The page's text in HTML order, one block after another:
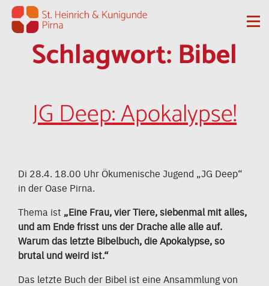
Zum Inhalt springen
Schlagwort:Bibel
JG Deep: Apokalypse!
Di 28.4. 18.00 Uhr Ökumenische Jugend „JG Deep“
in der Oase Pirna.
Thema ist „Eine Frau, vier Tiere, siebenmal mit alles,
und am Ende frisst uns der Drache alle alle auf.
Warum das letzte Bibelbuch, die Apokalypse, so
brutal und weird ist.“
Das letzte Buch der Bibel ist eine Ansammlung von